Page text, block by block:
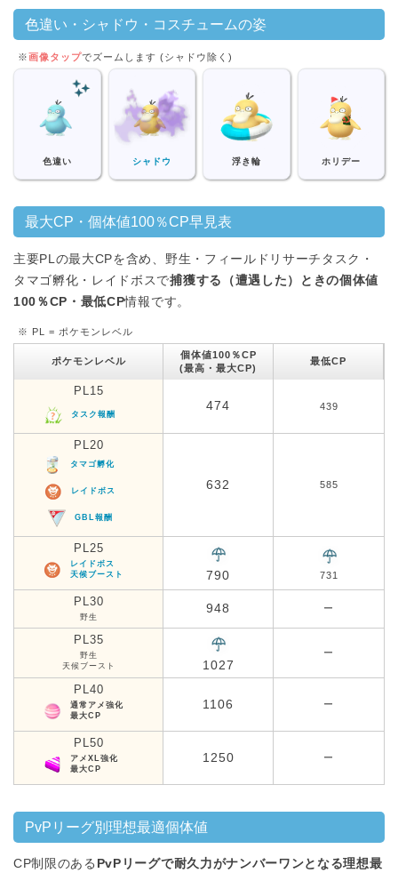
色違い・シャドウ・コスチュームの姿
※画像タップでズームします (シャドウ除く)
色違い シャドウ 浮き輪 ホリデー
最大CP・個体値100％CP早見表
主要PLの最大CPを含め、野生・フィールドリサーチタスク・
タマゴ孵化・レイドボスで捕獲する（遭遇した）ときの個体値
100％CP・最低CP情報です。
※ PL = ポケモンレベル
ポケモンレベル
個体値100％CP
(最高・最大CP)
最低CP
PL15
タスク報酬
474 439
PL20
タマゴ孵化
レイドボス
GBL報酬
632 585
PL25
レイドボス
天候ブースト
790 731
PL30
野生
948 ー
PL35
野生
天候ブースト
1027
ー
PL40
通常アメ強化
最大CP
1106 ー
PL50
アメXL強化
最大CP
1250 ー
PvPリーグ別理想最適個体値
CP制限のある PvPリーグで耐久力がナンバーワンとなる理想最